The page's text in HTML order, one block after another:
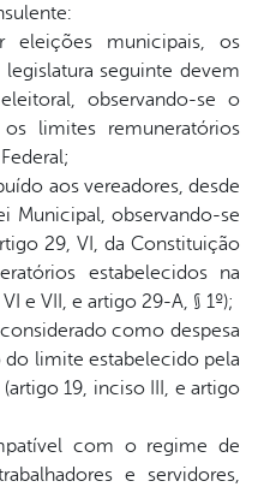
municipais, os
seguinte devem
observando-se o
limites remuneratórios
aos vereadores, desde
Municipal, observando-se
29, VI, da Constituição
estabelecidos na
e VII, e artigo 29-A, § 1º);
como despesa
do limite estabelecido pela
19, inciso III, e artigo
com o regime de
e servidores,